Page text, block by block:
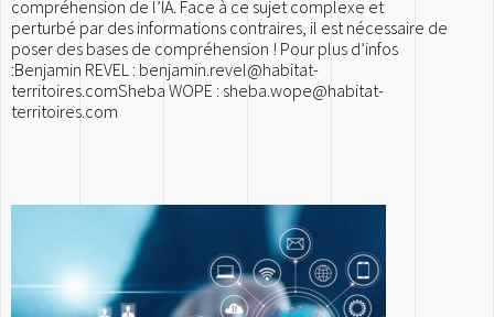
compréhension de l’IA. Face à ce sujet complexe et
perturbé par des informations contraires, il est nécessaire de
poser des bases de compréhension ! Pour plus d’infos
:Benjamin REVEL : benjamin.revel@habitat-
territoires.comSheba WOPE : sheba.wope@habitat-
territoires.com